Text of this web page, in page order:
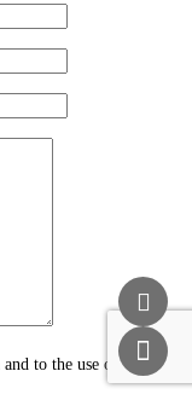
to the use of that